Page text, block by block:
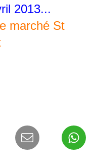
2013...